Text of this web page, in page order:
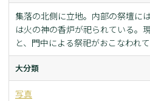
集落の北側に立地。内部の祭壇に
は火の神の香炉が祀られている。
と、門中による祭祀がおこなわれて
大分類
写真